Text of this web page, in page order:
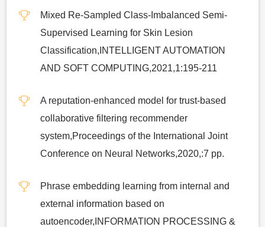
Mixed Re-Sampled Class-Imbalanced Semi-
Supervised Learning for Skin Lesion
Classification,INTELLIGENT AUTOMATION
AND SOFT COMPUTING,2021,1:195-211
A reputation-enhanced model for trust-based
collaborative filtering recommender
system,Proceedings of the International Joint
Conference on Neural Networks,2020,:7 pp.
Phrase embedding learning from internal and
external information based on
autoencoder,INFORMATION PROCESSING &